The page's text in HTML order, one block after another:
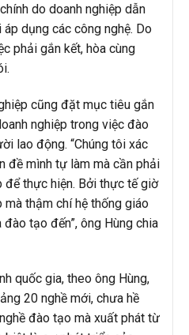
do doanh nghiệp dẫn
dụng các công nghệ. Do
phải gắn kết, hòa cùng
cũng đặt mục tiêu gắn
nghiệp trong việc đào
lao động. “Chúng tôi xác
đề mình tự làm mà cần phải
để thực hiện. Bởi thực tế giờ
thậm chí hệ thống giáo
tạo đến”, ông Hùng chia
quốc gia, theo ông Hùng,
20 nghề mới, chưa hề
đào tạo mà xuất phát từ